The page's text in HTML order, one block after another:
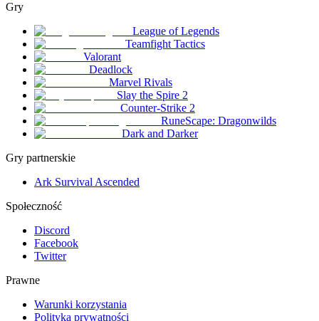
Gry
League of Legends
Teamfight Tactics
Valorant
Deadlock
Marvel Rivals
Slay the Spire 2
Counter-Strike 2
RuneScape: Dragonwilds
Dark and Darker
Gry partnerskie
Ark Survival Ascended
Społeczność
Discord
Facebook
Twitter
Prawne
Warunki korzystania
Polityka prywatności